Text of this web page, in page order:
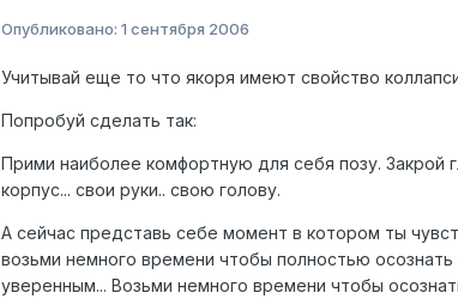
Опубликовано: 1 сентября 2006
Учитывай еще то что якоря имеют свойство
Попробуй сделать так:
Прими наиболее комфортную для себя позу. Закрой
корпус... свои руки.. свою голову.
А сейчас представь себе момент в котором ты
возьми немного времени чтобы полностью
уверенным... Возьми немного времени чтобы